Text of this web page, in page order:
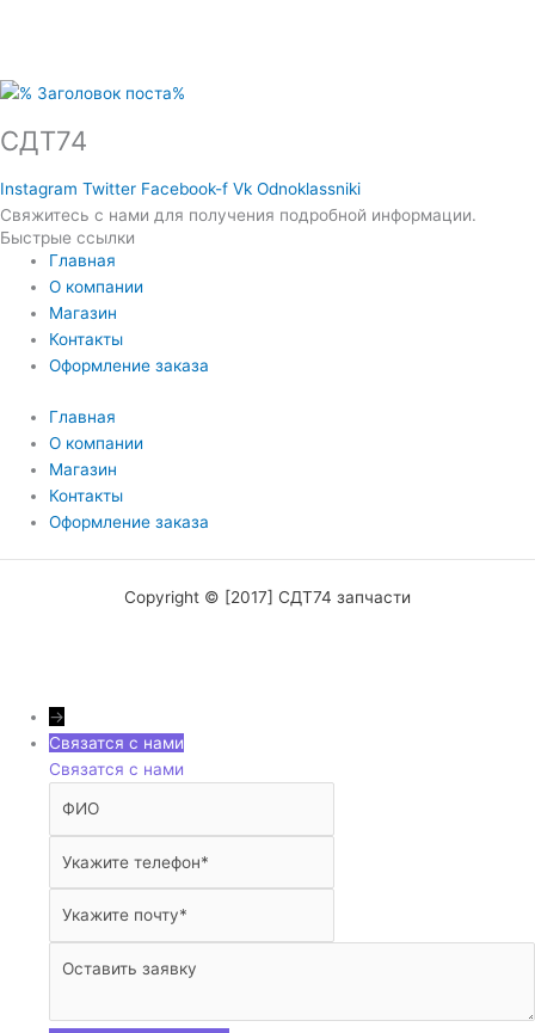
СДТ74
Instagram Twitter Facebook-f Vk Odnoklassniki
Свяжитесь с нами для получения подробной информации.
Быстрые ссылки
Главная
О компании
Магазин
Контакты
Оформление заказа
Главная
О компании
Магазин
Контакты
Оформление заказа
Copyright © [2017] СДТ74 запчасти
→
Связатся с нами
Связатся с нами